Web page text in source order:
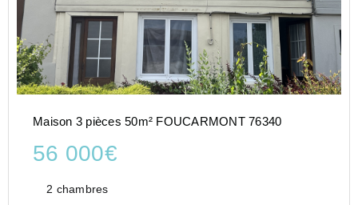
Maison 3 pièces 50m² FOUCARMONT 76340
56 000€
2 chambres